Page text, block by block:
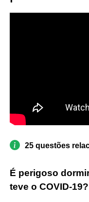
25 questões
É perigoso
teve o COVID-19?